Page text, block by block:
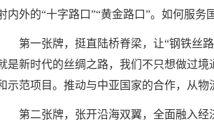
内外的“十字路口”“黄金路口”。如何服
第一张牌，挺直陆桥脊梁，让“钢铁丝
是新时代的丝绸之路，我们不只想做过
示范项目。推动与中亚国家的合作，从物
第二张牌，张开沿海双翼，全面融入